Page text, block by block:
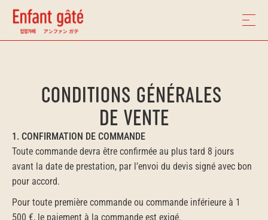
CONDITIONS GÉNÉRALES
DE VENTE
1. CONFIRMATION DE COMMANDE
Toute commande devra être confirmée au plus tard 8 jours
avant la date de prestation, par l’envoi du devis signé avec bon
pour accord.
Pour toute première commande ou commande inférieure à 1
500 €, le paiement à la commande est exigé.